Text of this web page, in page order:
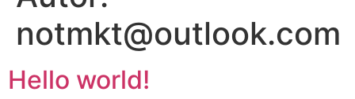
notmkt@outlook.com
Hello world!